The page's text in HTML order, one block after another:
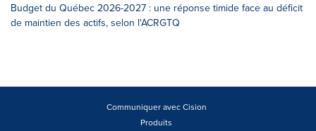
Budget du Québec 2026-2027 : une réponse timide face au déficit
de maintien des actifs, selon l'ACRGTQ
Communiquer avec Cision
Produits